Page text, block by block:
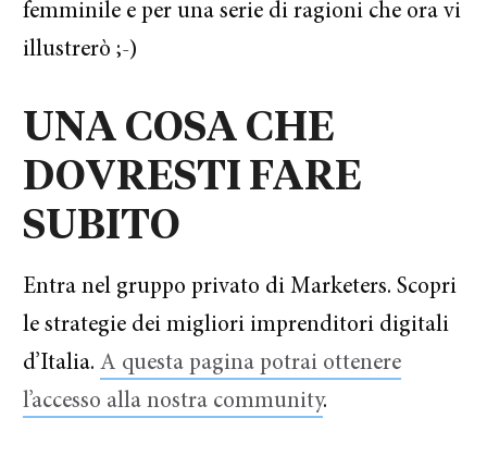
femminile e per una serie di ragioni che ora vi
illustrerò ;-)
UNA COSA CHE
DOVRESTI FARE
SUBITO
Entra nel gruppo privato di Marketers. Scopri
le strategie dei migliori imprenditori digitali
d’Italia.A questa pagina potrai ottenere
l’accesso alla nostra community.